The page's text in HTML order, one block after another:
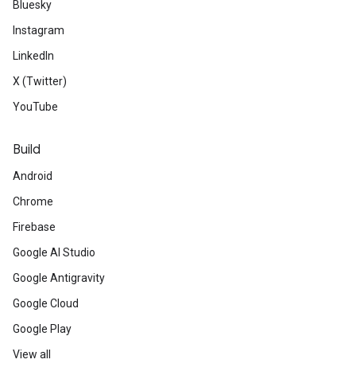
Bluesky
Instagram
LinkedIn
X (Twitter)
YouTube
Build
Android
Chrome
Firebase
Google AI Studio
Google Antigravity
Google Cloud
Google Play
View all